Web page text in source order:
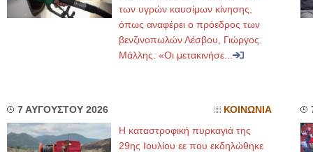
των υγρών καυσίμων κίνησης,
όπως αναφέρει ο πρόεδρος των
βενζινοπωλών Λέσβου, Γιώργος
Μάλλης. «Οι μετακινήσε...
7 ΑΥΓΟΥΣΤΟΥ 2026 ΚΟΙΝΩΝΙΑ
Η καταστροφική πυρκαγιά της
29ης Ιουλίου εε που εκδηλώθηκε